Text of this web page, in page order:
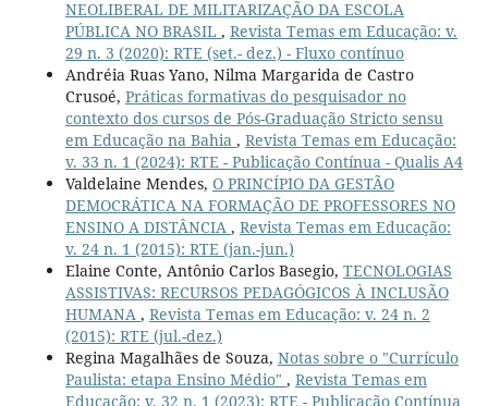
NEOLIBERAL DE MILITARIZAÇÃO DA ESCOLA
PÚBLICA NO BRASIL , Revista Temas em Educação: v.
29 n. 3 (2020): RTE (set.- dez.) - Fluxo contínuo
Andréia Ruas Yano, Nilma Margarida de Castro
Crusoé, Práticas formativas do pesquisador no
contexto dos cursos de Pós-Graduação Stricto sensu
em Educação na Bahia , Revista Temas em Educação:
v. 33 n. 1 (2024): RTE - Publicação Contínua - Qualis A4
Valdelaine Mendes, O PRINCÍPIO DA GESTÃO
DEMOCRÁTICA NA FORMAÇÃO DE PROFESSORES NO
ENSINO A DISTÂNCIA , Revista Temas em Educação:
v. 24 n. 1 (2015): RTE (jan.-jun.)
Elaine Conte, Antônio Carlos Basegio, TECNOLOGIAS
ASSISTIVAS: RECURSOS PEDAGÓGICOS À INCLUSÃO
HUMANA , Revista Temas em Educação: v. 24 n. 2
(2015): RTE (jul.-dez.)
Regina Magalhães de Souza, Notas sobre o "Currículo
Paulista: etapa Ensino Médio" , Revista Temas em
Educação: v. 32 n. 1 (2023): RTE - Publicação Contínua